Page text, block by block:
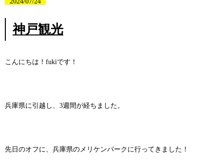
神戸観光
こんにちは！fukiです！
兵庫県に引越し、3週間が経ちました。
先日のオフに、兵庫県のメリケンパークに行ってきました！